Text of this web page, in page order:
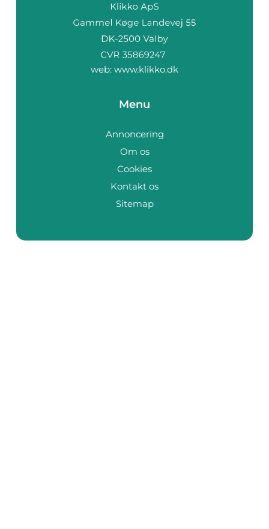
web: www.klikko.dk
Menu
Annoncering
Om os
Cookies
Kontakt os
Sitemap